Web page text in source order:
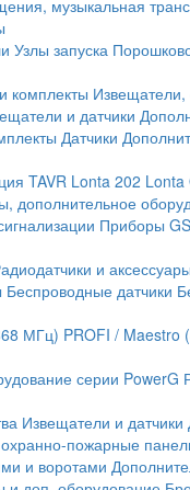
музыкальная
Узлы запуска
комплекты
и датчики
Датчики
TAVR Lonta 202 Lonta
дополнительное
Приборы
и аксессуары
Беспроводные датчики
МГц) PROFI / Maestro
серии PowerG
Извещатели и датчики
пожарные
и воротами